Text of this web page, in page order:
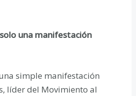
una manifestación
simple manifestación
líder del Movimiento al